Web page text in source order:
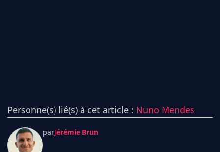
Personne(s) lié(s) à cet article : Nuno Mendes
parJérémie Brun